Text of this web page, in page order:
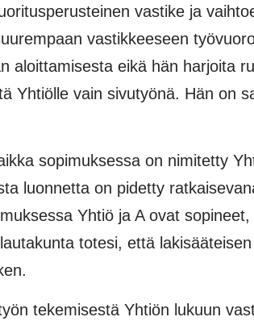
vastike ja
vastikkeeseen
aloittamisesta eikä hän harjoita
Yhtiölle vain sivutyönä. Hän on
sopimuksessa on nimitetty
luonnetta on pidetty
Yhtiö ja A ovat
totesi, että
tekemisestä Yhtiön lukuun